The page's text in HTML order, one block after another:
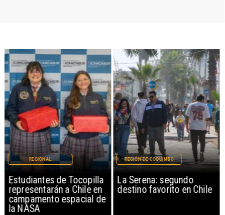
Estudiantes de Tocopilla
representarán a Chile en
campamento espacial de
la NASA
REGIONAL
La Serena: segundo
destino favorito en Chile
REGIÓN DE COQUIMBO